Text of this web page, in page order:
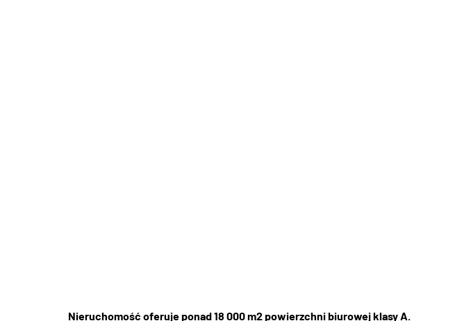
Nieruchomość oferuje ponad 18 000 m2 powierzchni biurowej klasy A.